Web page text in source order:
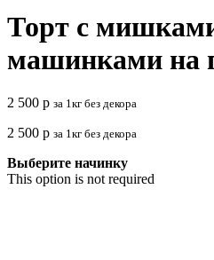
Торт с
машинками на
2 500 р за 1кг без декора
2 500 р за 1кг без декора
Выберите начинку
This option is not required